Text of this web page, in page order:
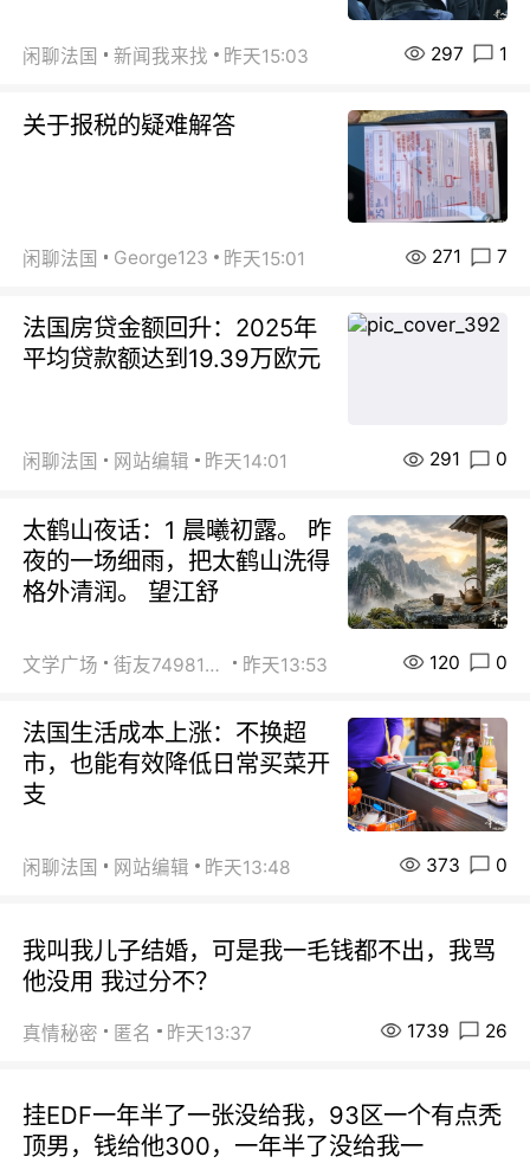
闲聊法国 新闻我来找 昨天15:03 297 1
关于报税的疑难解答
闲聊法国 George123 昨天15:01 271 7
法国房贷金额回升：2025年
平均贷款额达到19.39万欧元
闲聊法国 网站编辑 昨天14:01 291 0
太鹤山夜话：1 晨曦初露。 昨
夜的一场细雨，把太鹤山洗得
格外清润。 望江舒
文学广场 街友74981146 昨天13:53 120 0
法国生活成本上涨：不换超
市，也能有效降低日常买菜开
支
闲聊法国 网站编辑 昨天13:48 373 0
我叫我儿子结婚，可是我一毛钱都不出，我骂
他没用 我过分不？
真情秘密 匿名 昨天13:37 1739 26
挂EDF一年半了一张没给我，93区一个有点秃
顶男，钱给他300，一年半了没给我一